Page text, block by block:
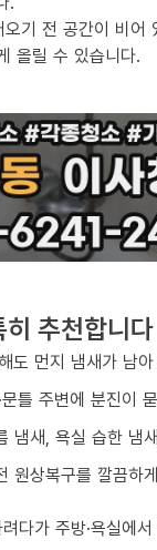
기 전 공간이 비어
올릴 수 있습니다.
추천합니다
도 먼지 냄새가 남
틀 주변에 분진이
냄새, 욕실 습한 냄
원상복구를 깔끔하
다가 주방·욕실에